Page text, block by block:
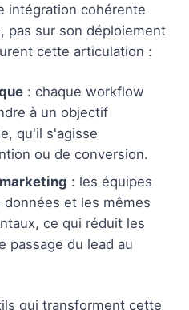
intégration cohérente
pas sur son déploiement
cette articulation :
: chaque workflow
à un objectif
qu'il s'agisse
ou de conversion.
: les équipes
et les mêmes
ce qui réduit les
passage du lead au
qui transforment cette